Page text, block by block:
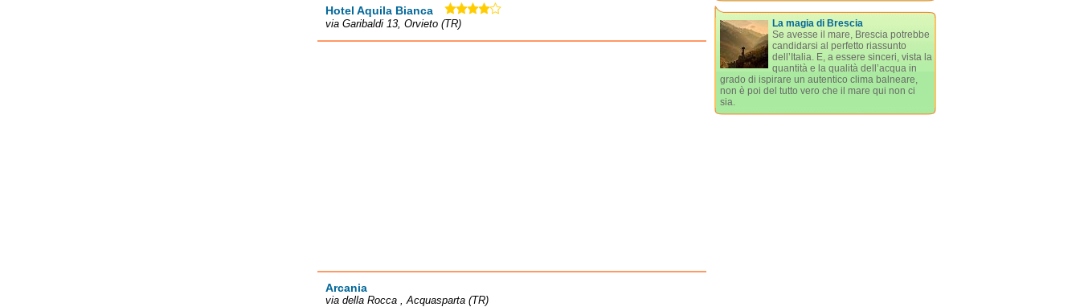
Hotel Aquila Bianca
via Garibaldi 13, Orvieto (TR)
Arcania
via della Rocca , Acquasparta (TR)
La magia di Brescia
Se avesse il mare, Brescia potrebbe
candidarsi al perfetto riassunto
dell’Italia. E, a essere sinceri, vista la
quantità e la qualità dell’acqua in
grado di ispirare un autentico clima balneare,
non è poi del tutto vero che il mare qui non ci
sia.